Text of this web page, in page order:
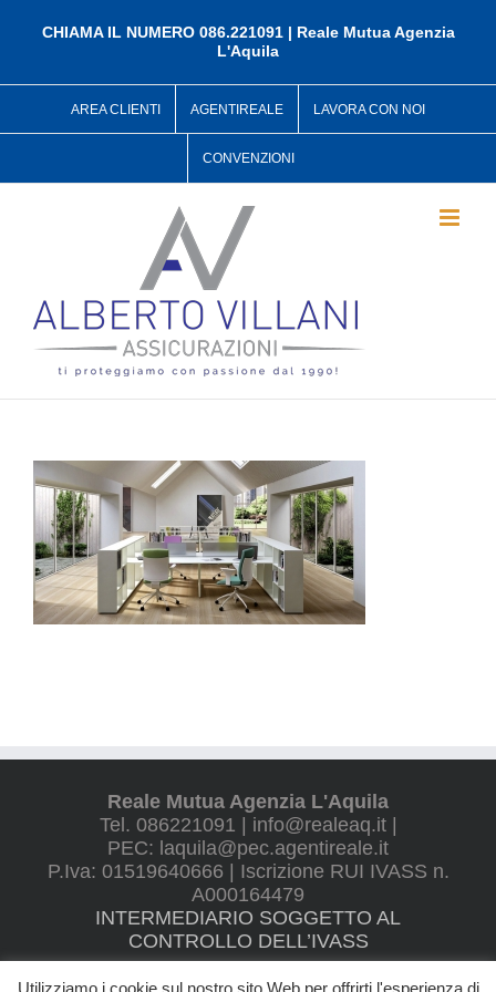
CHIAMA IL NUMERO 086.221091 | Reale Mutua Agenzia
L'Aquila
AREA CLIENTI AGENTIREALE LAVORA CON NOI
CONVENZIONI
Reale Mutua Agenzia L'Aquila
Tel. 086221091 | info@realeaq.it |
PEC: laquila@pec.agentireale.it
P.Iva: 01519640666 | Iscrizione RUI IVASS n.
A000164479
INTERMEDIARIO SOGGETTO AL
CONTROLLO DELL’IVASS
Utilizziamo i cookie sul nostro sito Web per offrirti l'esperienza di